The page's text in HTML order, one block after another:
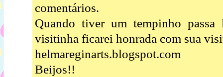
comentários.
Quando tiver um tempinho
visitinha ficarei honrada com sua
helmareginarts.blogspot.com
Beijos!!